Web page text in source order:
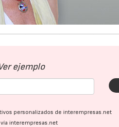
ejemplo
personalizados de interempresas.net
interempresas.net